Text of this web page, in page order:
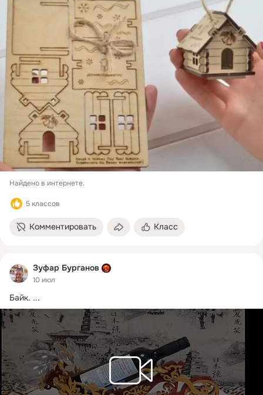
Найдено в интернете.
5 классов
Комментировать Класс
Зуфар Бурганов
10 июл
Байк. ...